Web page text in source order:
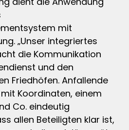
mit
„Unser integriertes
die Kommunikation
und den
Friedhöfen. Anfallende
Koordinaten, einem
Co. eindeutig
allen Beteiligten klar ist,